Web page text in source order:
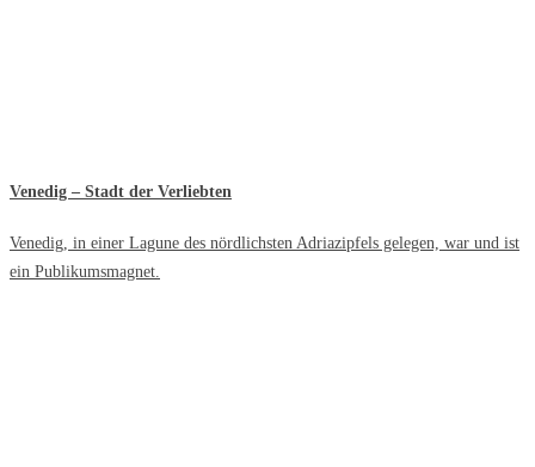
Venedig – Stadt der Verliebten
Venedig, in einer Lagune des nördlichsten Adriazipfels gelegen, war und ist
ein Publikumsmagnet.